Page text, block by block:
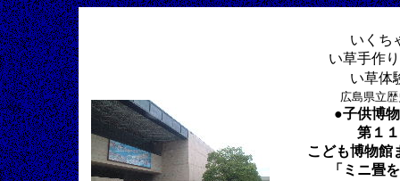
いくち
い草手作
い草体
広島県立
●子供博
第１
こども博物館
「ミニ畳